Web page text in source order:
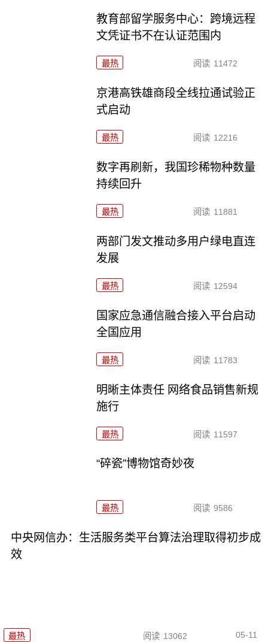
教育部留学服务中心：跨境远程
文凭证书不在认证范围内
最热 阅读 11472
京港高铁雄商段全线拉通试验正
式启动
最热 阅读 12216
数字再刷新，我国珍稀物种数量
持续回升
最热 阅读 11881
两部门发文推动多用户绿电直连
发展
最热 阅读 12594
国家应急通信融合接入平台启动
全国应用
最热 阅读 11783
明晰主体责任 网络食品销售新规
施行
最热 阅读 11597
“碎瓷”博物馆奇妙夜
最热 阅读 9586
中央网信办：生活服务类平台算法治理取得初步成
效
最热 阅读 13062 05-11